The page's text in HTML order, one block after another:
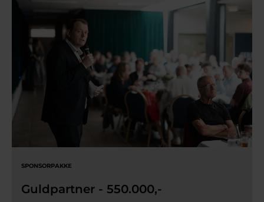
SPONSORPAKKE
Guldpartner - 550.000,-